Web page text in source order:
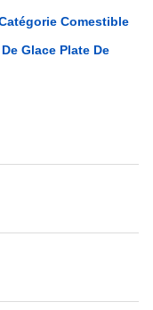
Comestible
Glace Plate De